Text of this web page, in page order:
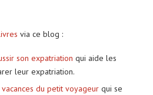
via ce blog :
son expatriation qui aide les
leur expatriation.
du petit voyageur qui se